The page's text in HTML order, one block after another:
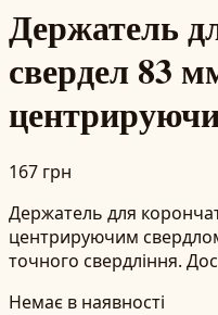
Держатель
свердел 83
167 грн
Держатель для
центрируючим
точного свердління.
Немає в наявності